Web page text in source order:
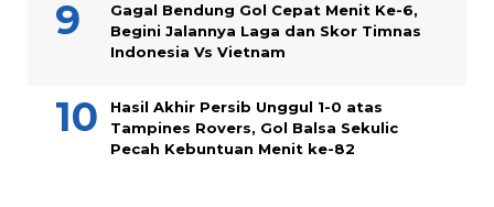
Gagal Bendung Gol Cepat Menit Ke-6,
Begini Jalannya Laga dan Skor Timnas
Indonesia Vs Vietnam
Hasil Akhir Persib Unggul 1-0 atas
Tampines Rovers, Gol Balsa Sekulic
Pecah Kebuntuan Menit ke-82